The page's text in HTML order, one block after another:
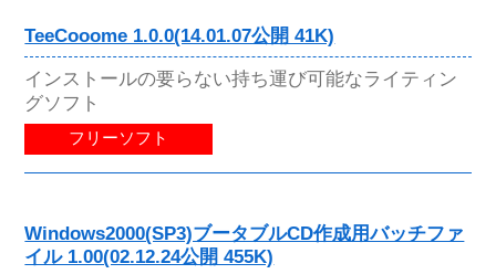
TeeCooome 1.0.0(14.01.07公開 41K)
インストールの要らない持ち運び可能なライティン
グソフト
フリーソフト
Windows2000(SP3)ブータブルCD作成用バッチファ
イル 1.00(02.12.24公開 455K)